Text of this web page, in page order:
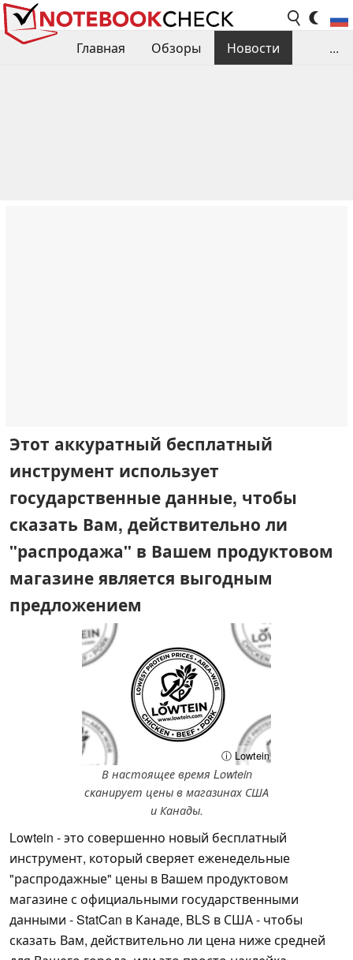
Главная Обзоры
Новости
...
Этот аккуратный бесплатный
инструмент использует
государственные данные, чтобы
сказать Вам, действительно ли
"распродажа" в Вашем продуктовом
магазине является выгодным
предложением
ⓘ Lowtein
В настоящее время Lowtein
сканирует цены в магазинах США
и Канады.
Lowtein - это совершенно новый бесплатный
инструмент, который сверяет еженедельные
"распродажные" цены в Вашем продуктовом
магазине с официальными государственными
данными - StatCan в Канаде, BLS в США - чтобы
сказать Вам, действительно ли цена ниже средней